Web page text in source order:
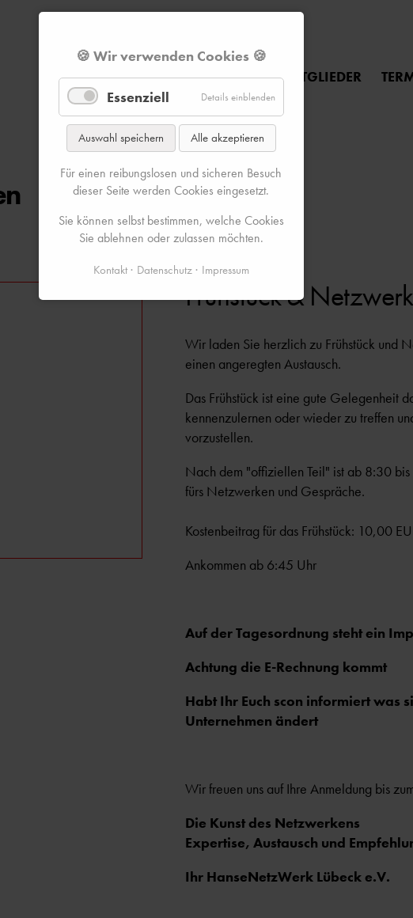
STARTSEITE ÜBER UNS MITGLIEDER
Frühstück &
Wir laden Sie herzlich zu Frühstück und
einen angeregten Austausch.
Das Frühstück ist eine gute Gelegenheit
kennenzulernen oder wieder zu treffen
vorzustellen.
Nach dem "offiziellen Teil" ist ab 8:30
fürs Netzwerken und Gespräche.
Kostenbeitrag für das Frühstück: 10,00
Ankommen ab 6:45 Uhr
Auf der Tagesordnung steht ein
Achtung die E-Rechnung kommt
Habt Ihr Euch scon informiert was
Unternehmen ändert
Wir freuen uns auf Ihre Anmeldung bis
Die Kunst des Netzwerkens
Expertise, Austausch und
Ihr HanseNetzWerk Lübeck e.V.
🍪 Wir verwenden Cookies 🍪
Essenziell Details einblenden
Auswahl speichern Alle akzeptieren
Für einen reibungslosen und sicheren Besuch
dieser Seite werden Cookies eingesetzt.
Sie können selbst bestimmen, welche Cookies
Sie ablehnen oder zulassen möchten.
Kontakt Datenschutz Impressum